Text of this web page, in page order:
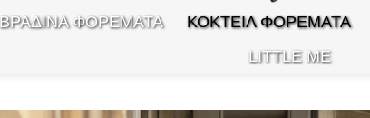
ΒΡΑΔΙΝΑ ΦΟΡΕΜΑΤΑ ΚΟΚΤΕΙΛ ΦΟΡΕΜΑΤΑ
LITTLE ME